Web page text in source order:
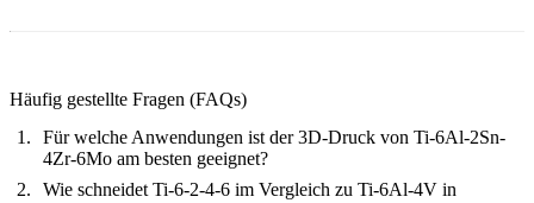
Häufig gestellte Fragen (FAQs)
Für welche Anwendungen ist der 3D-Druck von Ti-6Al-2Sn-
4Zr-6Mo am besten geeignet?
Wie schneidet Ti-6-2-4-6 im Vergleich zu Ti-6Al-4V in